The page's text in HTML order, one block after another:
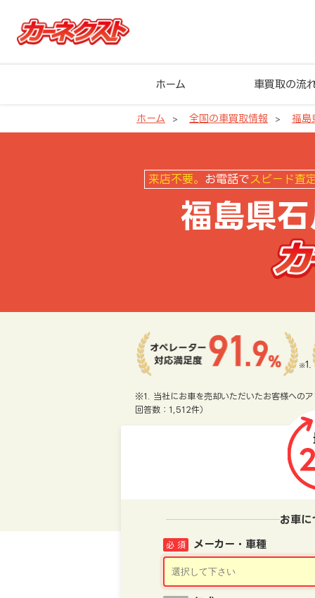
ホーム 車買取の流
ホーム 全国の車買取情報 福島
来店不要。 お電話で スピード査
福島県
※1. 当社にお車を売却いただいたお客様への
回答数：1,512件）
お車に
メーカー・車種
必 須